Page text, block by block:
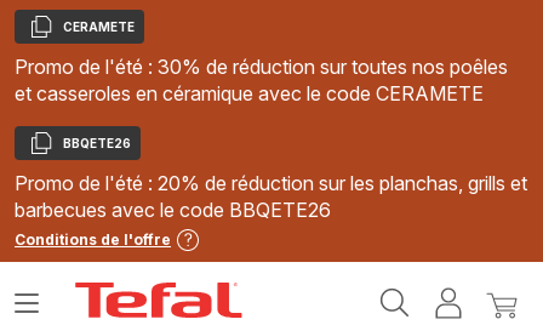
Copier
CERAMETE
Promo de l'été : 30% de réduction sur toutes nos poêles
et casseroles en céramique avec le code CERAMETE
Copier
BBQETE26
Promo de l'été : 20% de réduction sur les planchas, grills et
barbecues avec le code BBQETE26
Conditions de l'offre
MonMon
Ouvrir